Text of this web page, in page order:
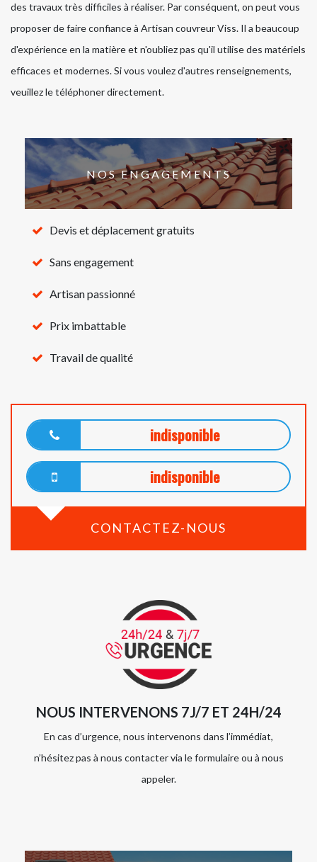
des travaux très difficiles à réaliser. Par conséquent, on peut vous
proposer de faire confiance à Artisan couvreur Viss. Il a beaucoup
d'expérience en la matière et n'oubliez pas qu'il utilise des matériels
efficaces et modernes. Si vous voulez d'autres renseignements,
veuillez le téléphoner directement.
NOS ENGAGEMENTS
Devis et déplacement gratuits
Sans engagement
Artisan passionné
Prix imbattable
Travail de qualité
indisponible
indisponible
CONTACTEZ-NOUS
NOUS INTERVENONS 7J/7 ET 24H/24
En cas d’urgence, nous intervenons dans l’immédiat,
n’hésitez pas à nous contacter via le formulaire ou à nous
appeler.